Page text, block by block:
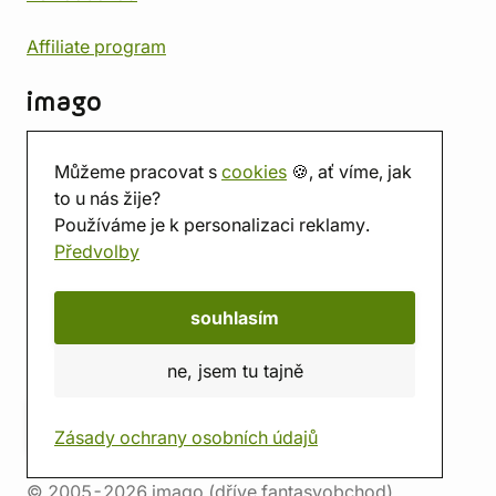
Můžeme pracovat s cookies 🍪, ať víme, jak
to u nás žije?
Používáme je k personalizaci reklamy.
Předvolby
souhlasím
ne, jsem tu tajně
Zásady ochrany osobních údajů
Affiliate program
imago
Prodejna
Herna
O nás
Hodnocení obchodu
© 2005-2026 imago (dříve fantasyobchod)